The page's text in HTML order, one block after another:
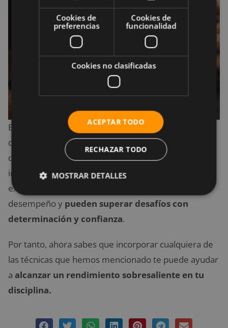
En conclusión, el entrenamiento mental para
deportistas es una parte integral del éxito en el
deporte de alto rendimiento. Los deportistas que
invierten tiempo en fortalecer su mente a menudo
experimentan mejoras significativas en su
desempeño y pueden superar desafíos con
determinación y confianza.
Por tanto, ahora sabes que incorporar cualquiera de
las técnicas que hemos mencionado te puede ayudar
a alcanzar un rendimiento sobresaliente en tu
disciplina.
Cookies de
preferencias
Cookies de
funcionalidad
Cookies no clasificadas
ACEPTAR TODO
RECHAZAR TODO
MOSTRAR DETALLES